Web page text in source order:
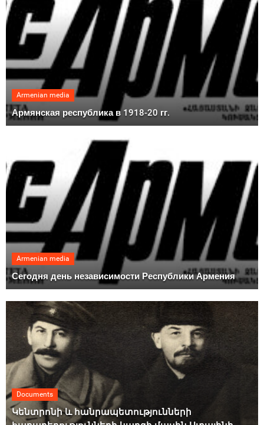
Armenian media
Армянская республика в 1918-20 гг.
Armenian media
Сегодня день независимости Республики Армения
Documents
Կենտրոնի և հանրապետությունների